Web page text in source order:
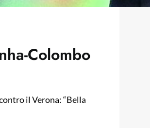
Colombo
il Verona: “Bella